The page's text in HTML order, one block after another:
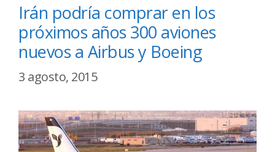
Irán podría comprar en los
próximos años 300 aviones
nuevos a Airbus y Boeing
3 agosto, 2015